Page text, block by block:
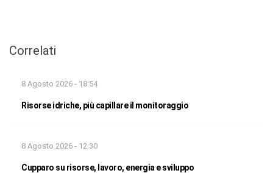
Correlati
8 Agosto 2026 - 18:54
Risorse idriche, più capillare il monitoraggio
8 Agosto 2026 - 12:30
Cupparo su risorse, lavoro, energia e sviluppo